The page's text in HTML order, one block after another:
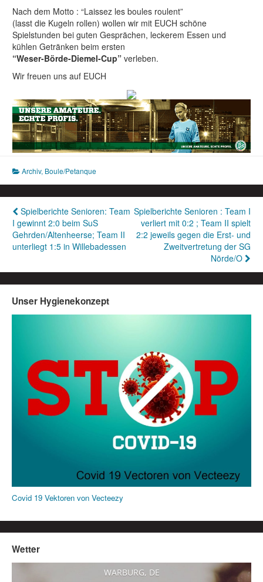
Nach dem Motto : “Laissez les boules roulent”
(lasst die Kugeln rollen) wollen wir mit EUCH schöne
Spielstunden bei guten Gesprächen, leckerem Essen und
kühlen Getränken beim ersten
“Weser-Börde-Diemel-Cup” verleben.
Wir freuen uns auf EUCH
Archiv, Boule/Petanque
Beitragsnavigation
Spielberichte Senioren: Team
I gewinnt 2:0 beim SuS
Gehrden/Altenheerse; Team II
unterliegt 1:5 in Willebadessen
Spielberichte Senioren : Team I
verliert mit 0:2 ; Team II spielt
2:2 jeweils gegen die Erst- und
Zweitvertretung der SG
Nörde/O
Unser Hygienekonzept
Covid 19 Vektoren von Vecteezy
Wetter
WARBURG, DE